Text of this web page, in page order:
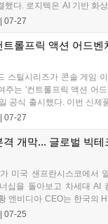
했다. 로지텍은 AI 기반 화
해 회의 준비 시간을 단축하
환경을 구현하게 됐다....
07-27
트롤프릭 액션 어드벤
스틸시리즈가 콘솔 게임
주는 '컨트롤프릭 액션 어
공식 출시했다. 이번 신제
롤러와 호환되며, 미끄럼 방
07-27
격 개막... 글로벌 빅테
미국 샌프란시스코에서
십을 돌아보고 차세대 AI
엔비디아 CEO는 한국의
퍼컴퓨터의 핵심 기반임을
07-25